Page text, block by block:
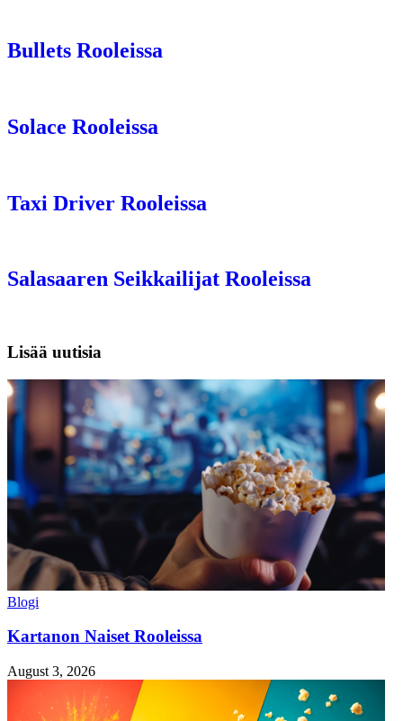
Bullets Rooleissa
Solace Rooleissa
Taxi Driver Rooleissa
Salasaaren Seikkailijat Rooleissa
Lisää uutisia
Blogi
Kartanon Naiset Rooleissa
August 3, 2026